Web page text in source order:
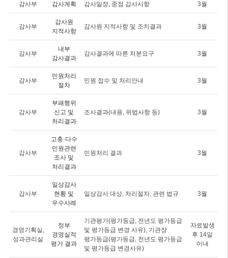
감사부 감사계획 감사일정, 중점 감사사항 3월
감사부
감사원
지적사항
감사원 지적사항 및 조치결과 3월
감사부
내부
감사결과
감사결과에 따른 처분요구 3월
감사부
민원처리
절차
민원 접수 및 처리안내 3월
감사부
부패행위
신고 및
처리결과
조사결과(내용, 위법사항 등) 3월
감사부
고충·다수
민원관련
조사 및
처리결과
민원처리 결과 3월
감사부
일상감사
현황 및
우수사례
일상감사 대상, 처리절차, 관련 법규 3월
경영기획실,
성과관리실
정부
경영실적
평가 결과
기관평가(평가등급, 전년도 평가등급
및 평가등급 변경 사유), 기관장
평가등급(평가등급, 전년도 평가등급
및 평가등급 변경사유)
자료발생
후 14일
이내